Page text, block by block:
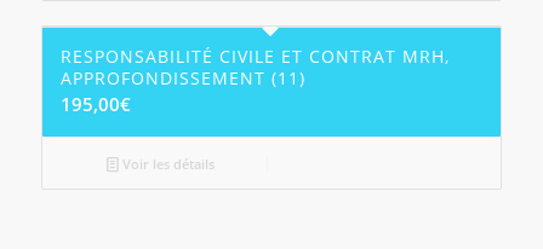
RESPONSABILITÉ CIVILE ET CONTRAT MRH,
APPROFONDISSEMENT (11)
195,00€
Voir les détails